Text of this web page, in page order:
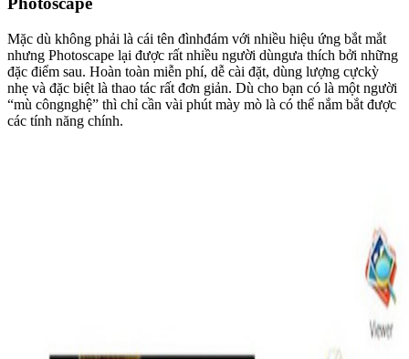
Mặc dù không phải là cái tên đìnhđám với nhiều hiệu ứng bắt mắt
nhưng Photoscape lại được rất nhiều người dùngưa thích bởi những
đặc điểm sau. Hoàn toàn miễn phí, dễ cài đặt, dùng lượng cựckỳ
nhẹ và đặc biệt là thao tác rất đơn giản. Dù cho bạn có là một người
“mù côngnghệ” thì chỉ cần vài phút mày mò là có thể nắm bắt được
các tính năng chính.